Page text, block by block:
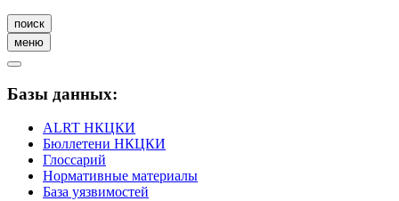
поиск
меню
Базы данных:
ALRT НКЦКИ
Бюллетени НКЦКИ
Глоссарий
Нормативные материалы
База уязвимостей